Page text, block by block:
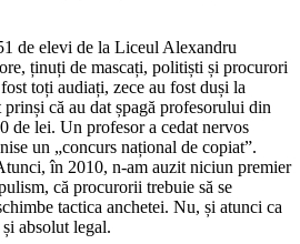
de elevi de la Liceul Alexandru
ținuți de mascați, politiști și procurori
toți audiați, zece au fost duși la
că au dat șpagă profesorului din
de lei. Un profesor a cedat nervos
un „concurs național de copiat”.
în 2010, n-am auzit niciun premier
că procurorii trebuie să se
tactica anchetei. Nu, și atunci ca
absolut legal.